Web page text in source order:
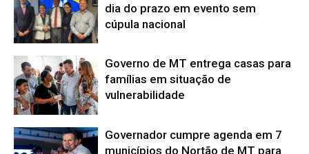
dia do prazo em evento sem
cúpula nacional
Governo de MT entrega casas para
famílias em situação de
vulnerabilidade
Governador cumpre agenda em 7
municípios do Nortão de MT para